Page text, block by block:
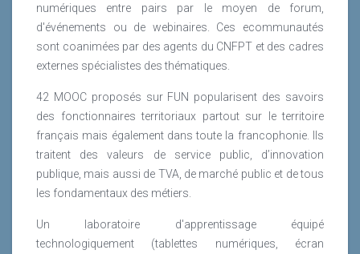
numériques entre pairs par le moyen de forum,
d'événements ou de webinaires. Ces ecommunautés
sont coanimées par des agents du CNFPT et des cadres
externes spécialistes des thématiques.
42 MOOC proposés sur FUN popularisent des savoirs
des fonctionnaires territoriaux partout sur le territoire
français mais également dans toute la francophonie. Ils
traitent des valeurs de service public, d’innovation
publique, mais aussi de TVA, de marché public et de tous
les fondamentaux des métiers.
Un laboratoire d'apprentissage équipé
technologiquement (tablettes numériques, écran